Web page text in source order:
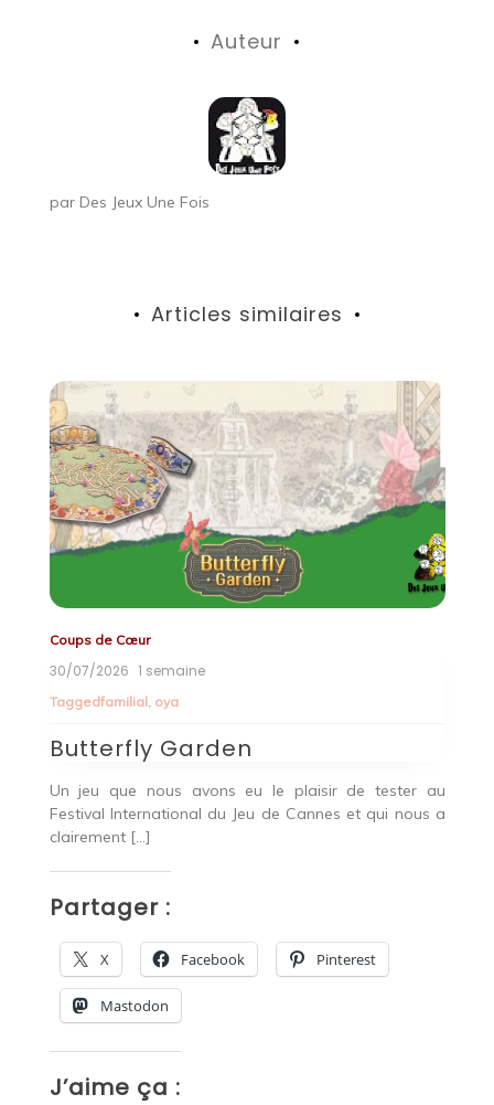
Auteur
par Des Jeux Une Fois
Articles similaires
de Cœur
07/2026 1 semaine
familial,oya
Garden
jeu que nous avons eu le plaisir de tester au
International du Jeu de Cannes et qui nous a
[…]
:
Facebook Pinterest
Mastodon
ça :
Burst,
pas de